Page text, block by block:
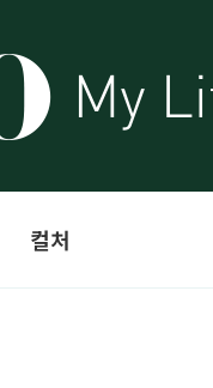
컬처